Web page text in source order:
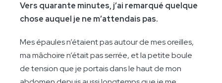
Vers quarante minutes, j’ai remarqué quelque
chose auquel je ne m’attendais pas.
Mes épaules n’étaient pas autour de mes oreilles,
ma mâchoire n’était pas serrée, et la petite boule
de tension que je portais dans le haut de mon